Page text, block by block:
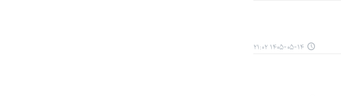
۱۴۰۵-۰۵-۱۴ ۲۱:۰۲